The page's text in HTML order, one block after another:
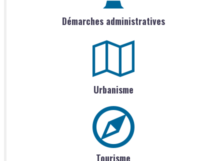
Démarches administratives
Urbanisme
Tourisme